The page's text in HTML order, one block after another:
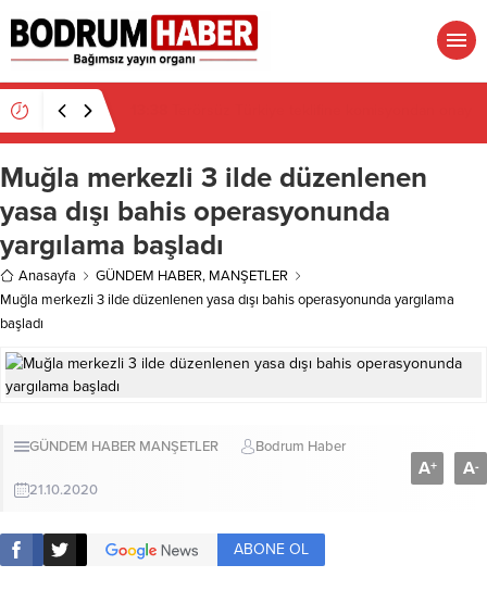
Muğla merkezli 3 ilde düzenlenen
yasa dışı bahis operasyonunda
yargılama başladı
Anasayfa GÜNDEM HABER, MANŞETLER
Muğla merkezli 3 ilde düzenlenen yasa dışı bahis operasyonunda yargılama
başladı
GÜNDEM HABER MANŞETLER Bodrum Haber
21.10.2020
A+ A-
ABONE OL